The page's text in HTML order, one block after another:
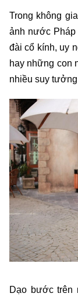
Trong không
ảnh nước
đài cổ kính, uy
hay những con
nhiều suy
Dạo bước trên